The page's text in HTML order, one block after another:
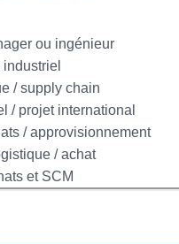
ou ingénieur
/ supply chain
/ projet international
/ approvisionnement
/ achat
et SCM